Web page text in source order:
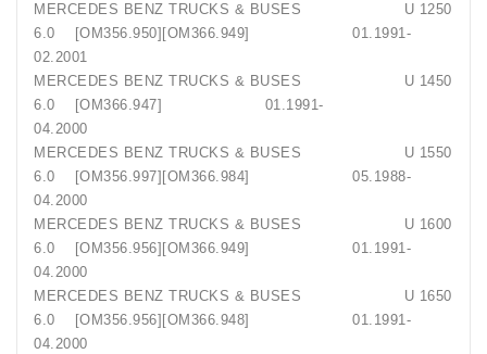
MERCEDES BENZ TRUCKS & BUSES U 1250
6.0 [OM356.950][OM366.949] 01.1991-
02.2001
MERCEDES BENZ TRUCKS & BUSES U 1450
6.0 [OM366.947] 01.1991-
04.2000
MERCEDES BENZ TRUCKS & BUSES U 1550
6.0 [OM356.997][OM366.984] 05.1988-
04.2000
MERCEDES BENZ TRUCKS & BUSES U 1600
6.0 [OM356.956][OM366.949] 01.1991-
04.2000
MERCEDES BENZ TRUCKS & BUSES U 1650
6.0 [OM356.956][OM366.948] 01.1991-
04.2000